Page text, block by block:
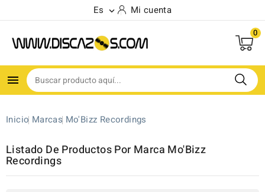
Es  Mi cuenta
0

Inicio Marcas Mo'Bizz Recordings
Listado De Productos Por Marca Mo'Bizz
Recordings
(1)